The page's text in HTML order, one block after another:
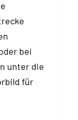
bei
unter die
für